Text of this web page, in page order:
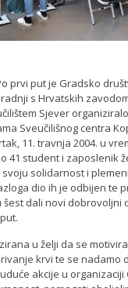
prvi put je Gradsko
s Hrvatskih
Sjever
Sveučilišnog centra
11. travnja 2004. u
41 student i zaposlenik
solidarnost i
dio ih je odbijen te
šest dali novi dobrovoljni
u želji da se
krvi te se nadamo
akcije u organizaciji